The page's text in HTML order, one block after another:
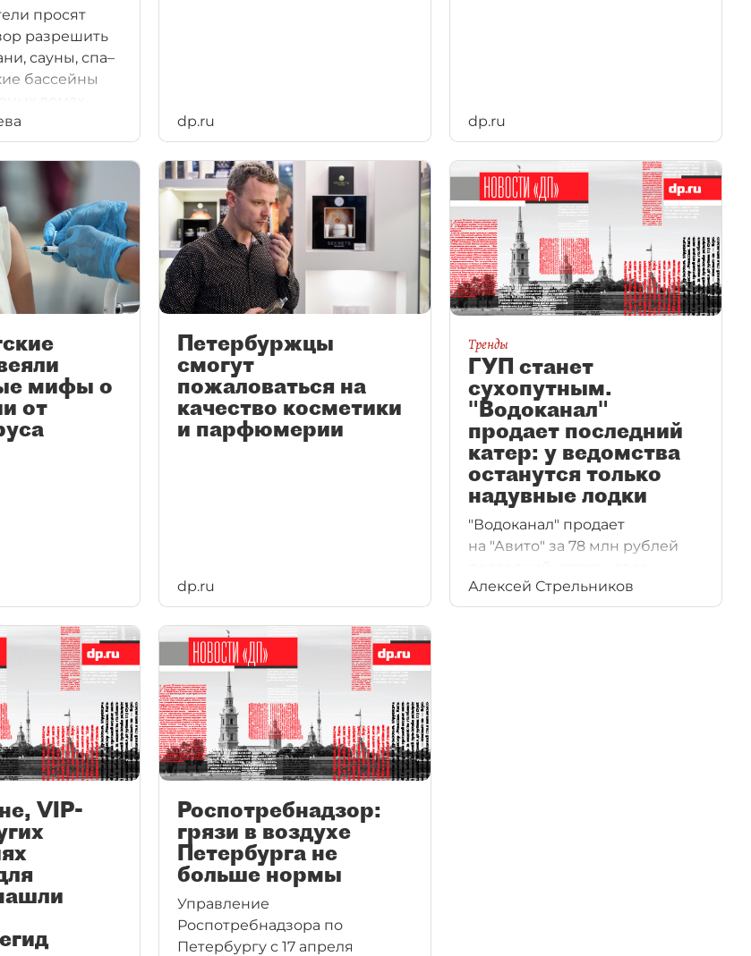
просят
разрешить
сауны, спа–
бассейны
dp.ru dp.ru
мифы о
от
Петербуржцы
смогут
пожаловаться на
качество косметики
и парфюмерии
dp.ru
Тренды
ГУП станет
сухопутным.
"Водоканал"
продает последний
катер: у ведомства
останутся только
надувные лодки
"Водоканал" продает
на "Авито" за 78 млн рублей
руководство избавляется
от наследства Феликса
Алексей Стрельников
VIP-
Роспотребнадзор:
грязи в воздухе
Петербурга не
больше нормы
Управление
Роспотребнадзора по
Петербургу с 17 апреля